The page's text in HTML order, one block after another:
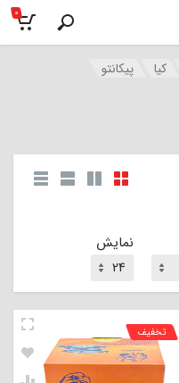
0
کیا پیکانتو
نمایش
تخفیف